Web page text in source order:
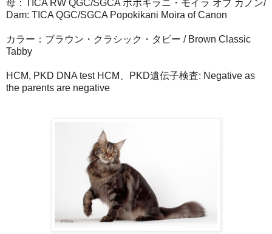
母：TICA RW QGC/SGCA ポポキラニ・モイラ オブ カノン/
Dam: TICA QGC/SGCA Popokikani Moira of Canon
カラー：ブラウン・クラシック・タビー / Brown Classic
Tabby
HCM, PKD DNA test HCM、PKD遺伝子検査: Negative as
the parents are negative